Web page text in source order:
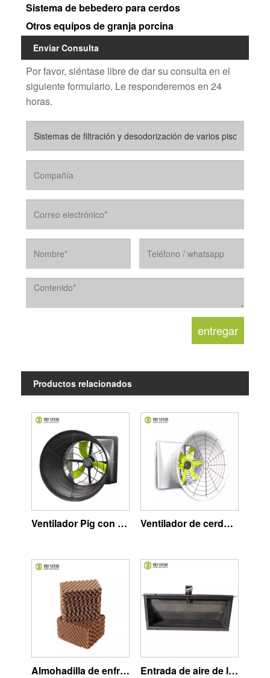
Sistema de bebedero para cerdos
Otros equipos de granja porcina
Enviar Consulta
Por favor, siéntase libre de dar su consulta en el
siguiente formulario. Le responderemos en 24
horas.
Productos relacionados
Ventilador Pig con Motor EC Ventilador de cerdo con motor de CA
Almohadilla de enfriamiento para cerdo Entrada de aire de la granja de cerdos